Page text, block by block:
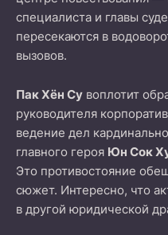
специалиста и главы
пересекаются в
вызовов.
Пак Хён Су воплотит
руководителя
ведение дел
главного героя Юн Сок
Это противостояние
сюжет. Интересно, что
в другой юридической